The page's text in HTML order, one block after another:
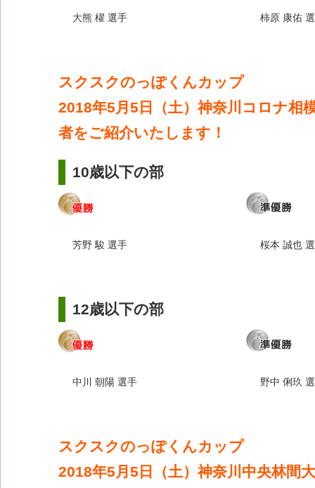
大熊 櫂 選手 柿原 康佑
スクスクのっぽくんカップ
2018年5月5日（土）神奈川コロナ相
者をご紹介いたします！
10歳以下の部
芳野 駿 選手 桜本 誠也
12歳以下の部
中川 朝陽 選手 野中 俐玖
スクスクのっぽくんカップ
2018年5月5日（土）神奈川中央林間